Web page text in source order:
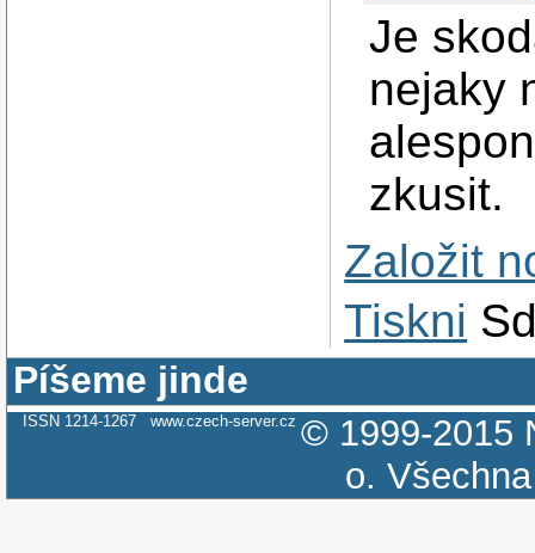
Je
nejaky
zkusit.
Založit
Tiskni
Píšeme jinde
ISSN 1214-1267 www.czech-server.cz © 1999-2015
o.